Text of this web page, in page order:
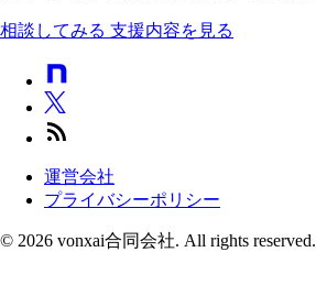
相談してみる 支援内容を見る
運営会社
プライバシーポリシー
© 2026 vonxai合同会社. All rights reserved.